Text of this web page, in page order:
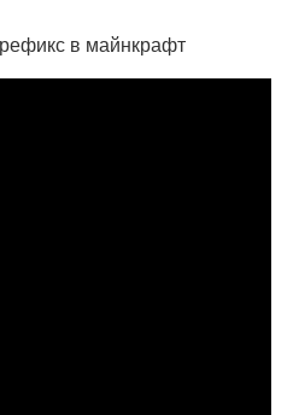
в майнкрафт